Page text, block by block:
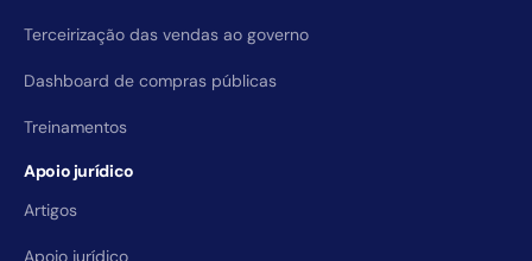
Terceirização das vendas ao governo
Dashboard de compras públicas
Treinamentos
Apoio jurídico
Artigos
Apoio jurídico